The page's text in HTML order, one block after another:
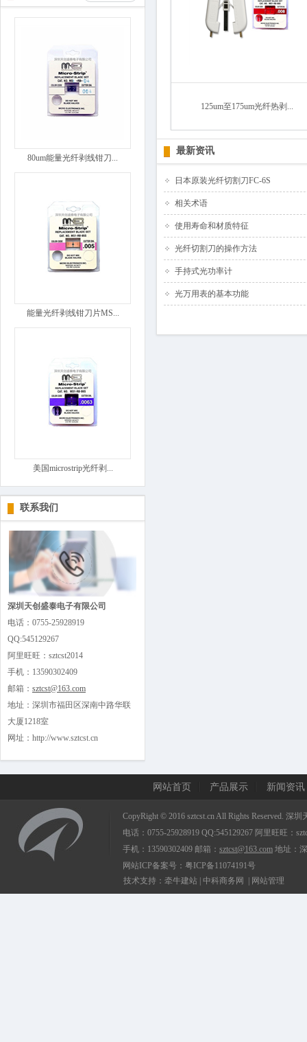
80um能量光纤剥线钳刀...
能量光纤剥线钳刀片MS...
美国microstrip光纤剥...
联系我们
深圳天创盛泰电子有限公司
电话：0755-25928919
QQ:545129267
阿里旺旺：sztcst2014
手机：13590302409
邮箱： sztcst@163.com
地址：深圳市福田区深南中路华联
大厦1218室
网址：http://www.sztcst.cn
125um至175um光纤热剥...
最新资讯
日本原装光纤切割刀FC-6S
相关术语
使用寿命和材质特征
光纤切割刀的操作方法
手持式光功率计
光万用表的基本功能
网站首页 产品展示 新闻资讯
CopyRight © 2016 sztcst.cnAll Rights Reserved. 深
电话：0755-25928919 QQ:545129267 阿里旺旺：
手机：13590302409 邮箱： sztcst@163.com 地址：
网站ICP备案号： 粤ICP备11074191号
技术支持： 牵牛建站 中科商务网 网站管理